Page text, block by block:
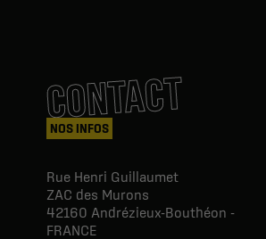
CONTACT
NOS INFOS
Rue Henri Guillaumet
ZAC des Murons
42160 Andrézieux-Bouthéon -
FRANCE